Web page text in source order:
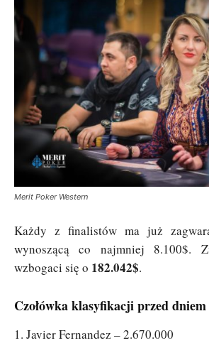
Merit Poker Western
Każdy z finalistów ma już
wynoszącą co najmniej 8.100$.
wzbogaci się o 182.042$.
Czołówka klasyfikacji przed dniem
1. Javier Fernandez – 2.670.000